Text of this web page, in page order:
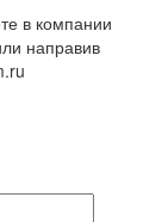
в компании
направив